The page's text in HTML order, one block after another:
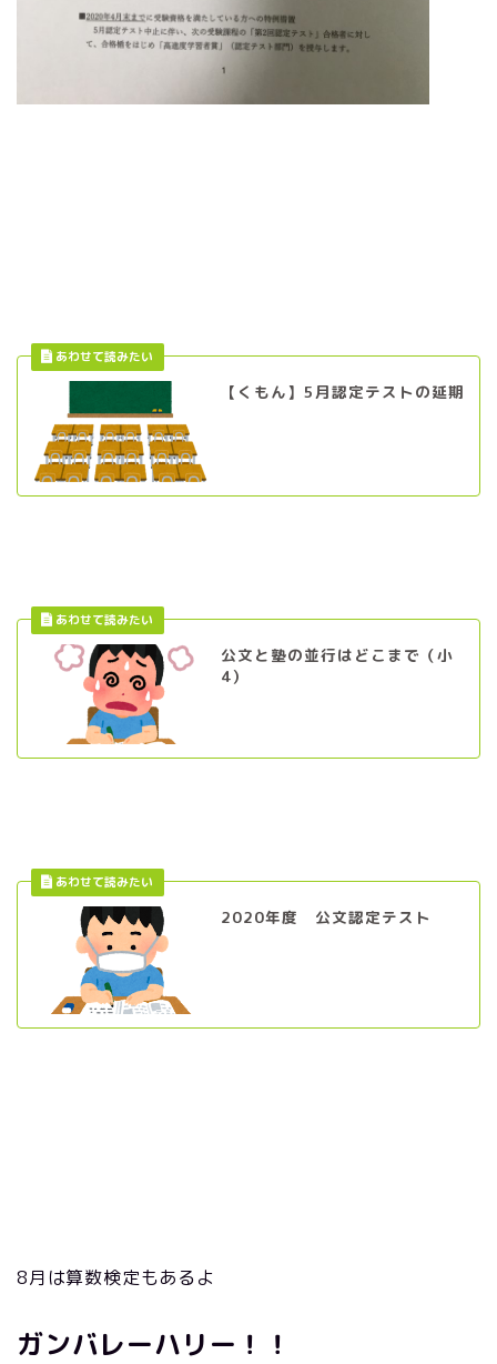
【くもん】5月認定テストの延期
公文と塾の並行はどこまで（小
4）
2020年度 公文認定テスト
8月は算数検定もあるよ
ガンバレーハリー！！